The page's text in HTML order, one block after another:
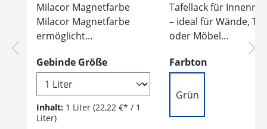
Milacor Magnetfarbe
Milacor Magnetfarbe
ermöglicht
Wandflächen im
Innenbereich. Der
lösemittelfreie Anstrich
verwandelt geeignete
Untergründe in
Gebinde Größeauswählen
Inhalt: 1 Liter (22,22 €* / 1
Liter)
Tafellack für
– ideal für Wände,
oder Möbel
wasserverdünnbar –
geruchsarm Beschriftbar
Farbton
Grün